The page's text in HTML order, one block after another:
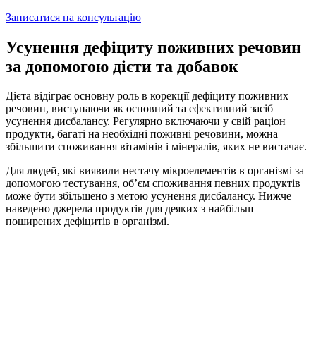
Записатися на консультацію
Усунення дефіциту поживних речовин
за допомогою дієти та добавок
Дієта відіграє основну роль в корекції дефіциту поживних
речовин, виступаючи як основний та ефективний засіб
усунення дисбалансу. Регулярно включаючи у свій раціон
продукти, багаті на необхідні поживні речовини, можна
збільшити споживання вітамінів і мінералів, яких не вистачає.
Для людей, які виявили нестачу мікроелементів в організмі за
допомогою тестування, об’єм споживання певних продуктів
може бути збільшено з метою усунення дисбалансу. Нижче
наведено джерела продуктів для деяких з найбільш
поширених дефіцитів в організмі.